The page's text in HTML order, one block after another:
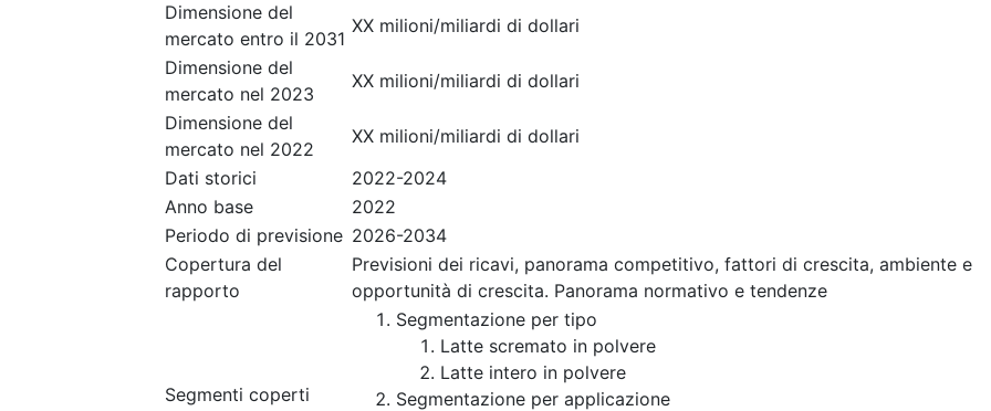
Dimensione del
mercato entro il 2031
XX milioni/miliardi di dollari
Dimensione del
mercato nel 2023
XX milioni/miliardi di dollari
Dimensione del
mercato nel 2022
XX milioni/miliardi di dollari
Dati storici
2022-2024
Anno base
2022
Periodo di previsione 2026-2034
Copertura del
rapporto
Previsioni dei ricavi, panorama competitivo, fattori di crescita, ambiente e
opportunità di crescita. Panorama normativo e tendenze
Segmenti coperti
Segmentazione per tipo
Latte scremato in polvere
Latte intero in polvere
Segmentazione per applicazione